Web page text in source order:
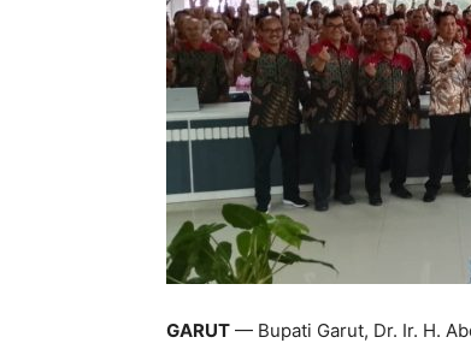
GARUT — Bupati Garut, Dr. Ir. H.